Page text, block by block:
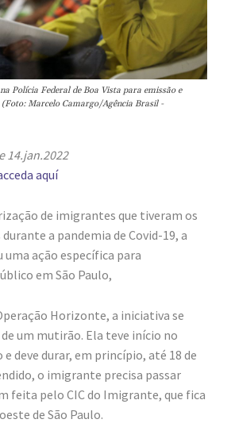
Polícia Federal de Boa Vista para emissão e
Marcelo Camargo/Agência Brasil -
14.jan.2022
aquí
de imigrantes que tiveram os
a pandemia de Covid-19, a
ação específica para
em São Paulo,
Horizonte, a iniciativa se
um mutirão. Ela teve início no
deve durar, em princípio, até 18 de
o imigrante precisa passar
feita pelo CIC do Imigrante, que fica
de São Paulo.